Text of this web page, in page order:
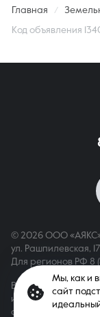
Главная
Код объявления
© 2026 ООО
ул. Рашпилевская,
Для регионов РФ 8
Вся информация,
информационный
определяемой
Мы, как и
сайт